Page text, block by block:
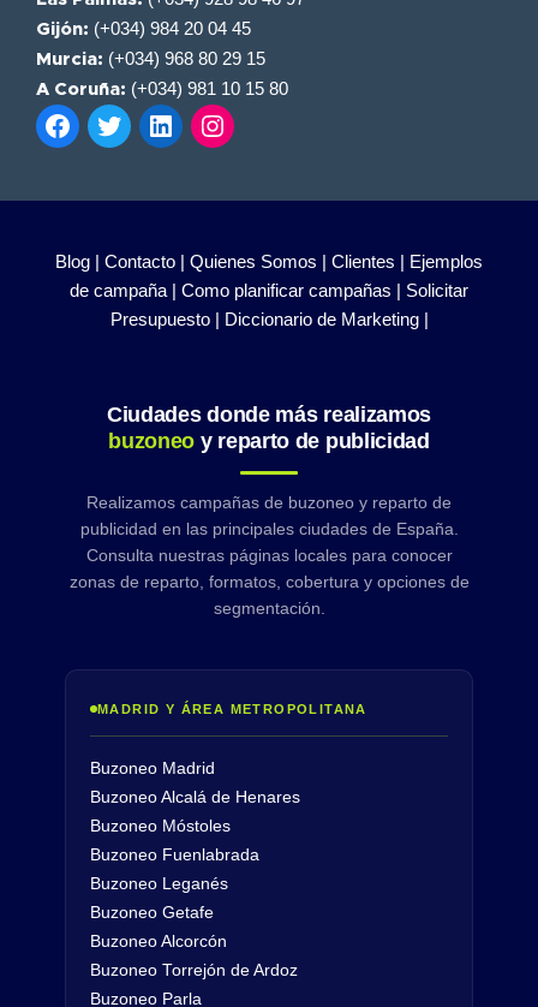
Gijón: (+034) 984 20 04 45
Murcia: (+034) 968 80 29 15
A Coruña: (+034) 981 10 15 80
Blog | Contacto | Quienes Somos | Clientes | Ejemplos
de campaña | Como planificar campañas | Solicitar
Presupuesto | Diccionario de Marketing |
Ciudades donde más realizamos
buzoneo y reparto de publicidad
Realizamos campañas de buzoneo y reparto de
publicidad en las principales ciudades de España.
Consulta nuestras páginas locales para conocer
zonas de reparto, formatos, cobertura y opciones de
segmentación.
MADRID Y ÁREA METROPOLITANA
Buzoneo Madrid
Buzoneo Alcalá de Henares
Buzoneo Móstoles
Buzoneo Fuenlabrada
Buzoneo Leganés
Buzoneo Getafe
Buzoneo Alcorcón
Buzoneo Torrejón de Ardoz
Buzoneo Parla